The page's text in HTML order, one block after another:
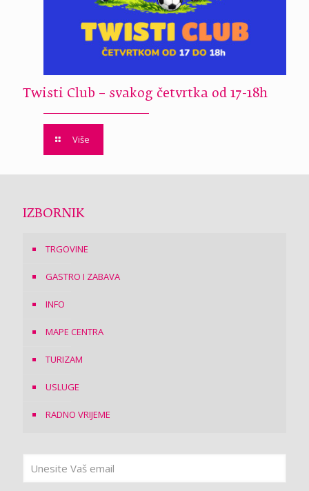
Twisti Club – svakog četvrtka od 17-18h
Više
IZBORNIK
TRGOVINE
GASTRO I ZABAVA
INFO
MAPE CENTRA
TURIZAM
USLUGE
RADNO VRIJEME